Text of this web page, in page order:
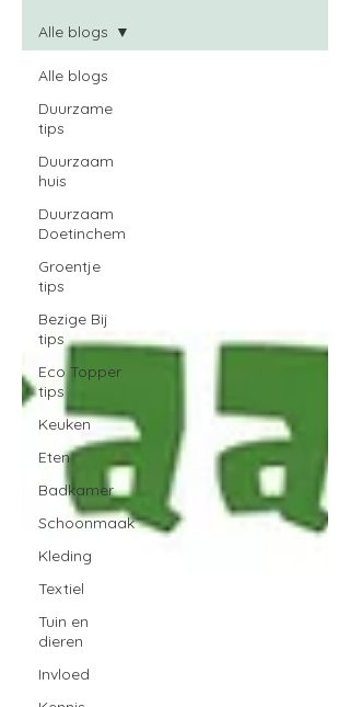
Alle blogs
Duurzame
tips
Duurzaam
huis
Duurzaam
Doetinchem
Groentje
tips
Bezige Bij
tips
Eco Topper
tips
Keuken
Eten
Badkamer
Schoonmaak
Kleding
Textiel
Tuin en
dieren
Invloed
Alle blogs